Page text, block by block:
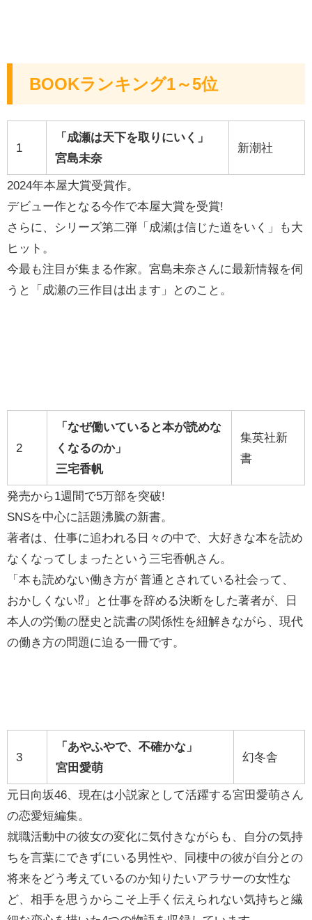
BOOKランキング1～5位
1
「成瀬は天下を取りにいく」
宮島未奈
新潮社
2024年本屋大賞受賞作。
デビュー作となる今作で本屋大賞を受賞!
さらに、シリーズ第二弾「成瀬は信じた道をいく」も大
ヒット。
今最も注目が集まる作家。宮島未奈さんに最新情報を伺
うと「成瀬の三作目は出ます」とのこと。
2
「なぜ働いていると本が読めな
くなるのか」
三宅香帆
集英社新
書
発売から1週間で5万部を突破!
SNSを中心に話題沸騰の新書。
著者は、仕事に追われる日々の中で、大好きな本を読め
なくなってしまったという三宅香帆さん。
「本も読めない働き方が 普通とされている社会って、
おかしくない⁉」と仕事を辞める決断をした著者が、日
本人の労働の歴史と読書の関係性を紐解きながら、現代
の働き方の問題に迫る一冊です。
3
「あやふやで、不確かな」
宮田愛萌
幻冬舎
元日向坂46、現在は小説家として活躍する宮田愛萌さん
の恋愛短編集。
就職活動中の彼女の変化に気付きながらも、自分の気持
ちを言葉にできずにいる男性や、同棲中の彼が自分との
将来をどう考えているのか知りたいアラサーの女性な
ど、相手を思うからこそ上手く伝えられない気持ちと繊